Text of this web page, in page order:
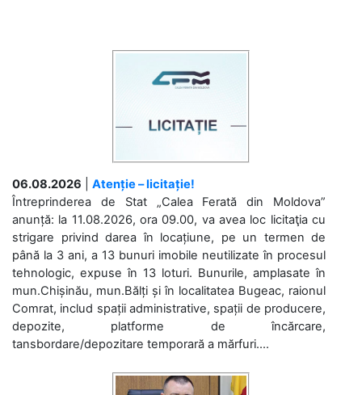
06.08.2026
Atenție – licitație!
Întreprinderea de Stat „Calea Ferată din Moldova”
anunță: la 11.08.2026, ora 09.00, va avea loc licitaţia cu
strigare privind darea în locațiune, pe un termen de
până la 3 ani, a 13 bunuri imobile neutilizate în procesul
tehnologic, expuse în 13 loturi. Bunurile, amplasate în
mun.Chișinău, mun.Bălți și în localitatea Bugeac, raionul
Comrat, includ spații administrative, spații de producere,
depozite, platforme de încărcare,
tansbordare/depozitare temporară a mărfuri....